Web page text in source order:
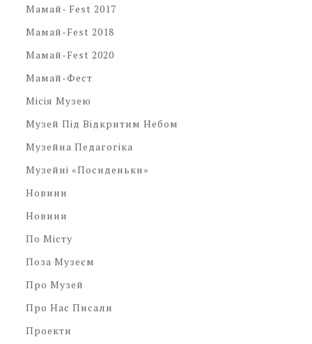
Мамай- Fest 2017
Мамай-Fest 2018
Мамай-Fest 2020
Мамай-Фест
Місія Музею
Музей Під Відкритим Небом
Музейна Педагогіка
Музейні «посиденьки»
Новини
Новини
По Місту
Поза Музеєм
Про Музей
Про Нас Писали
Проекти